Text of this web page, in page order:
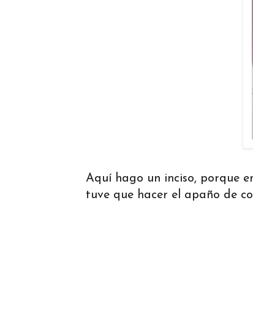
Aquí hago un inciso, porque
tuve que hacer el apaño de